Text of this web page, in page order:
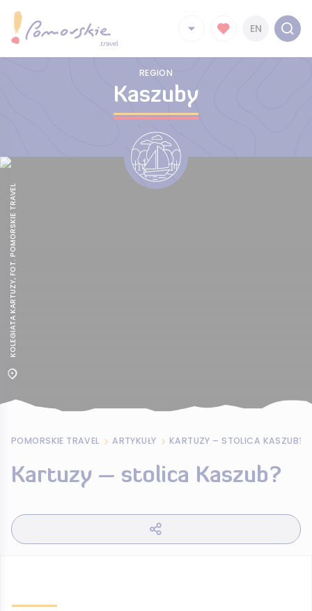
EN
REGION
Kaszuby
KOLEGIATA KARTUZY, FOT. POMORSKIE TRAVEL
POMORSKIE TRAVEL ARTYKUŁY KARTUZY – STOLICA KASZUB?
Kartuzy – stolica Kaszub?